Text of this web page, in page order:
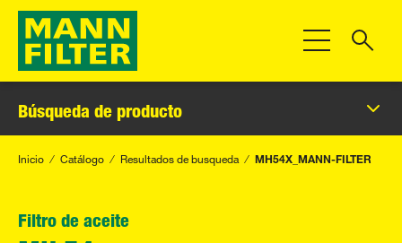
Toggle
Búsqueda de producto
Inicio Catálogo Resultados de busqueda MH54X_MANN-FILTER
Filtro de aceite